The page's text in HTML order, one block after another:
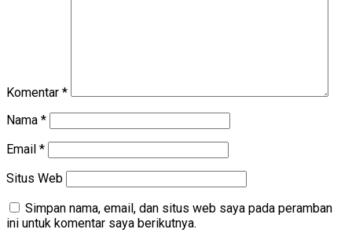
Komentar *
Nama *
Email *
Situs Web
Simpan nama, email, dan situs web saya pada peramban
ini untuk komentar saya berikutnya.